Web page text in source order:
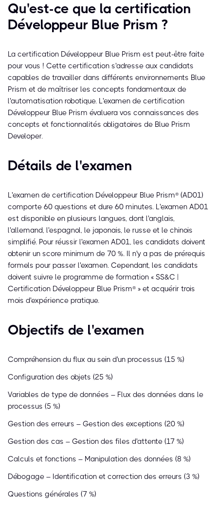
Qu'est-ce que la certification
Développeur Blue Prism ?
La certification Développeur Blue Prism est peut-être faite
pour vous ! Cette certification s'adresse aux candidats
capables de travailler dans différents environnements Blue
Prism et de maîtriser les concepts fondamentaux de
l'automatisation robotique. L'examen de certification
Développeur Blue Prism évaluera vos connaissances des
concepts et fonctionnalités obligatoires de Blue Prism
Developer.
Détails de l'examen
L'examen de certification Développeur Blue Prism® (AD01)
comporte 60 questions et dure 60 minutes. L'examen AD01
est disponible en plusieurs langues, dont l'anglais,
l'allemand, l'espagnol, le japonais, le russe et le chinois
simplifié. Pour réussir l'examen AD01, les candidats doivent
obtenir un score minimum de 70 %. Il n'y a pas de prérequis
formels pour passer l'examen. Cependant, les candidats
doivent suivre le programme de formation « SS&C |
Certification Développeur Blue Prism® » et acquérir trois
mois d'expérience pratique.
Objectifs de l'examen
Compréhension du flux au sein d'un processus (15 %)
Configuration des objets (25 %)
Variables de type de données – Flux des données dans le
processus (5 %)
Gestion des erreurs – Gestion des exceptions (20 %)
Gestion des cas – Gestion des files d'attente (17 %)
Calculs et fonctions – Manipulation des données (8 %)
Débogage – Identification et correction des erreurs (3 %)
Questions générales (7 %)